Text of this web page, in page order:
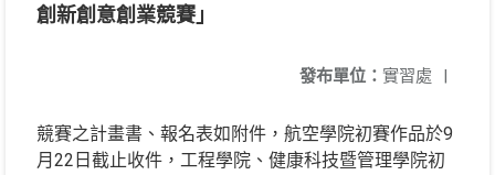
創新創意創業競賽」
發布單位： 實習處 |
競賽之計畫書、報名表如附件，航空學院初賽作品於9
月22日截止收件，工程學院、健康科技暨管理學院初